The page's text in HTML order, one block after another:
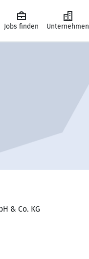
Jobs finden Unternehmen
& Co. KG